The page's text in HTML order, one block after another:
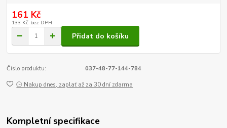
161 Kč
133 Kč bez DPH
Přidat do košíku
Číslo produktu: 037-48-77-144-784
🕒 Nakup dnes, zaplať až za 30 dní zdarma
Kompletní specifikace